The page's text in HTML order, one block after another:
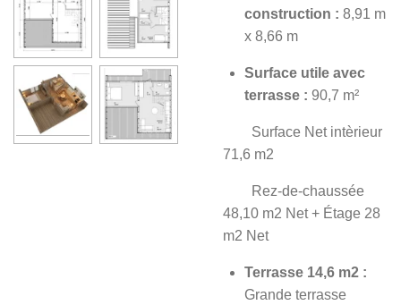
construction : 8,91 m
x 8,66 m
Surface utile avec
terrasse : 90,7 m²
Surface Net intèrieur
71,6 m2
Rez-de-chaussée
48,10 m2 Net + Étage 28
m2 Net
Terrasse 14,6 m2 :
Grande terrasse